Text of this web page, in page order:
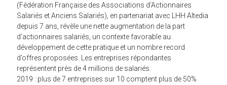
(Fédération Française des Associations d’Actionnaires
Salariés et Anciens Salariés), en partenariat avec LHH Altedia
depuis 7 ans, révèle une nette augmentation de la part
d’actionnaires salariés, un contexte favorable au
développement de cette pratique et un nombre record
d’offres proposées. Les entreprises répondantes
représentent près de 4 millions de salariés.
2019 : plus de 7 entreprises sur 10 comptent plus de 50%